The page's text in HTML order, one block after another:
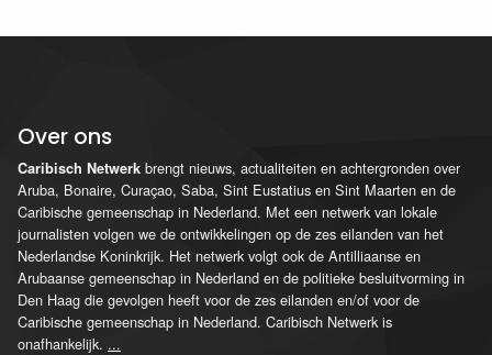
Over ons
Caribisch Netwerk brengt nieuws, actualiteiten en achtergronden over
Aruba, Bonaire, Curaçao, Saba, Sint Eustatius en Sint Maarten en de
Caribische gemeenschap in Nederland. Met een netwerk van lokale
journalisten volgen we de ontwikkelingen op de zes eilanden van het
Nederlandse Koninkrijk. Het netwerk volgt ook de Antilliaanse en
Arubaanse gemeenschap in Nederland en de politieke besluitvorming in
Den Haag die gevolgen heeft voor de zes eilanden en/of voor de
Caribische gemeenschap in Nederland. Caribisch Netwerk is
onafhankelijk. ...